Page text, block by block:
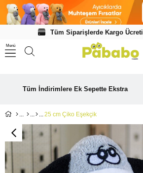
Tüm Siparişlerde Kargo Ücreti
Menü
Tüm İndirimlere Ek Sepette Ekstra
25 cm Çiko Eşekçik